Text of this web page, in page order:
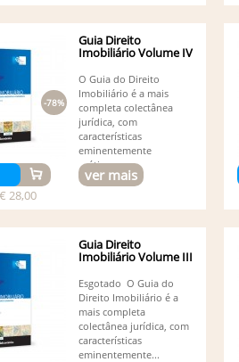
28,00
-78%
Guia Direito
Imobiliário Volume IV
O Guia do Direito
Imobiliário é a mais
completa colectânea
jurídica, com
características
eminentemente
práticas,...
ver mais
Guia Direito
Imobiliário Volume III
Esgotado O Guia do
Direito Imobiliário é a
mais completa
colectânea jurídica, com
características
eminentemente...